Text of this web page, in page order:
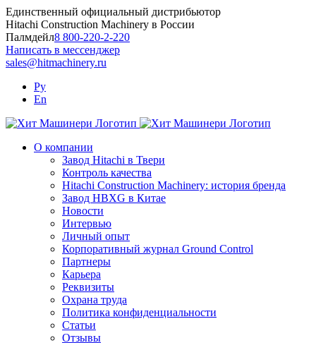
Skip
to
content
Единственный официальный дистрибьютор
Hitachi Construction Machinery в России
Палмдейл8 800-220-2-220
Написать в мессенджер
sales@hitmachinery.ru
Ру
En
О компании
Завод Hitachi в Твери
Контроль качества
Hitachi Construction Machinery: история бренда
Завод HBXG в Китае
Новости
Интервью
Личный опыт
Корпоративный журнал Ground Control
Партнеры
Карьера
Реквизиты
Охрана труда
Политика конфиденциальности
Статьи
Отзывы